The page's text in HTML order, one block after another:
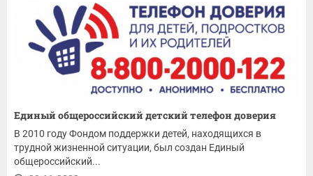
Единый общероссийский детский телефон доверия
В 2010 году Фондом поддержки детей, находящихся в
трудной жизненной ситуации, был создан Единый
общероссийский...